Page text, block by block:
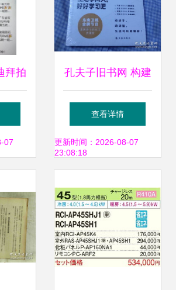
拜拍
——
求
风险
07
孔夫子旧书网 构建
拍卖图录专卖与珍
藏品交易的新生态
查看详情
更新时间：2026-08-07
23:08:18